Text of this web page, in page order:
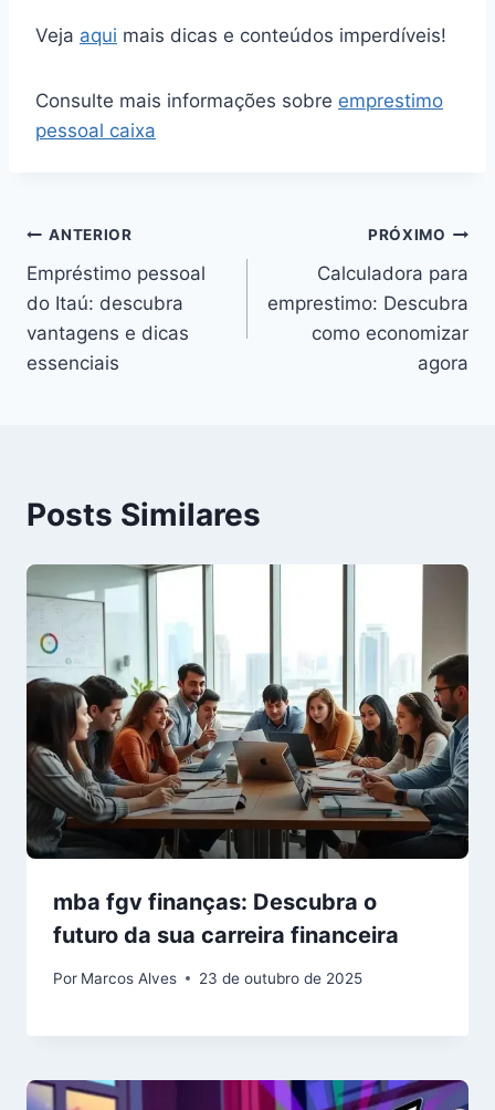
Veja aqui mais dicas e conteúdos imperdíveis!
Consulte mais informações sobre emprestimo
pessoal caixa
Navegação
de
Post
ANTERIOR
Empréstimo pessoal
do Itaú: descubra
vantagens e dicas
essenciais
PRÓXIMO
Calculadora para
emprestimo: Descubra
como economizar
agora
Posts Similares
mba fgv finanças: Descubra o
futuro da sua carreira financeira
Por Marcos Alves 23 de outubro de 2025